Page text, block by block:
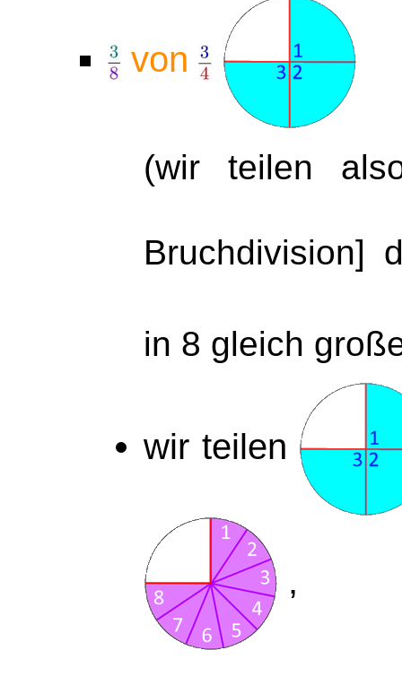
von
(wir teilen
Bruchdivision]
in 8 gleich
wir teilen
,